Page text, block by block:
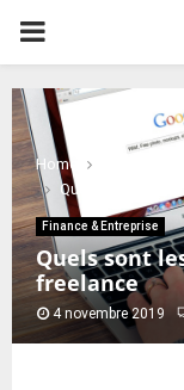
PRIMARY
MENU
Home
Quels sont les
Finance & Entreprise
Quels sont
freelance
4 novembre 2019